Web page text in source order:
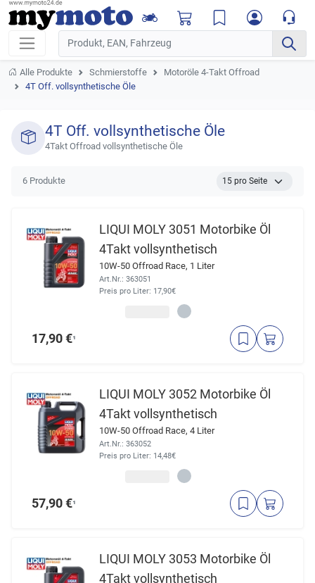
Alle Produkte Schmierstoffe
Motoröle 4-Takt Offroad
4T Off. vollsynthetische Öle
4T Off. vollsynthetische Öle
4Takt Offroad vollsynthetische Öle
6 Produkte
LIQUI MOLY 3051 Motorbike Öl
4Takt vollsynthetisch
10W-50 Offroad Race, 1 Liter
Art.Nr.: 363051
Preis pro Liter: 17,90€
17,90 €¹
LIQUI MOLY 3052 Motorbike Öl
4Takt vollsynthetisch
10W-50 Offroad Race, 4 Liter
Art.Nr.: 363052
Preis pro Liter: 14,48€
57,90 €¹
LIQUI MOLY 3053 Motorbike Öl
4Takt vollsynthetisch